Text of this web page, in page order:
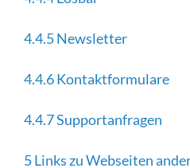
4.4.5 Newsletter
4.4.6 Kontaktformulare
4.4.7 Supportanfragen
5 Links zu Webseiten